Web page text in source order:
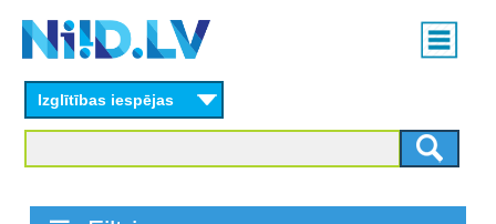
content
Main
menu
Izglītības iespējas